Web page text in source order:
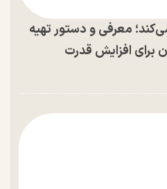
معرفی و دستور تهیه
برای افزایش قدرت